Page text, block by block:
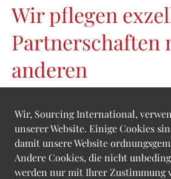
Wir, Sourcing International,
unserer Website. Einige Cookies
damit unsere Website
Andere Cookies, die nicht
werden nur mit Ihrer Zustimmung
Wir pflegen
Partnerschaften
anderen
und
über 50 Ländern.